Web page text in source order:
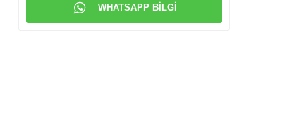
WHATSAPP BILGI